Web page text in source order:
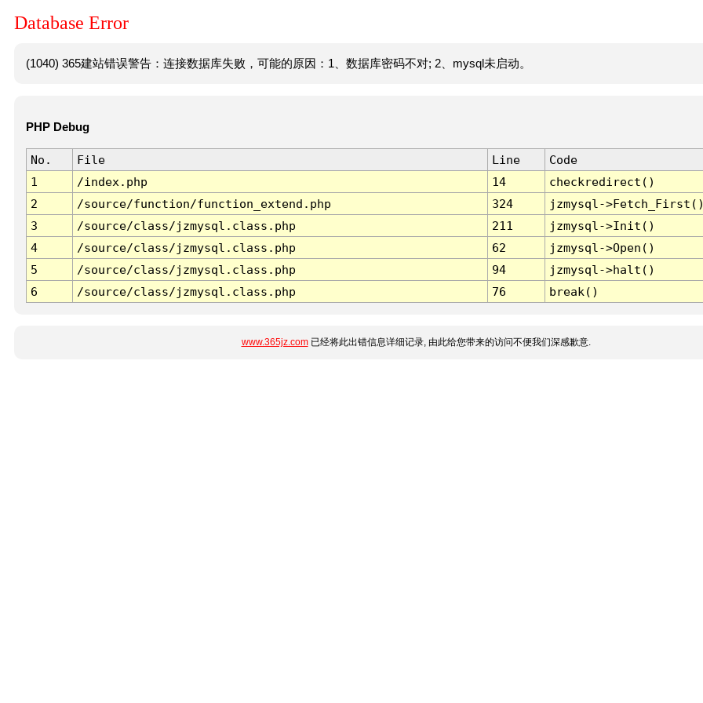
Database Error
(1040) 365建站错误警告：连接数据库失败，可能的原因：1、数据库密码不对; 2、mysql未启动。
PHP Debug
No. File Line
Code
1
/index.php 14
checkredirect()
2
/source/function/function_extend.php 324
jzmysql-
3
/source/class/jzmysql.class.php 211
jzmysql->Init()
4
/source/class/jzmysql.class.php 62
jzmysql->Open()
5
/source/class/jzmysql.class.php 94
jzmysql->halt()
6
/source/class/jzmysql.class.php 76 break()
www.365jz.com已经将此出错信息详细记录, 由此给您带来的访问不便我们深感歉意.